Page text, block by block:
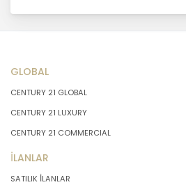
A.Ş. kişisel verilerin
işleneceğini belirlemekle
önce veri sahiplerinin
sunmakla yükümlüdür.
amaçlar dışında
GLOBAL
CENTURY 21 GLOBAL
CENTURY 21 LUXURY
CENTURY 21 COMMERCIAL
İLANLAR
SATILIK İLANLAR